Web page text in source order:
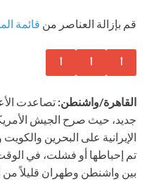
قم بإزالة العناصر من قائمة
أ أ أ
القاهرة/واشنطن: تصاعدت
جديد، حيث صرح الجيش
الإيرانية على البحرين
تم إحباطها أو فشلت، في
بين واشنطن وطهران قليلاً من